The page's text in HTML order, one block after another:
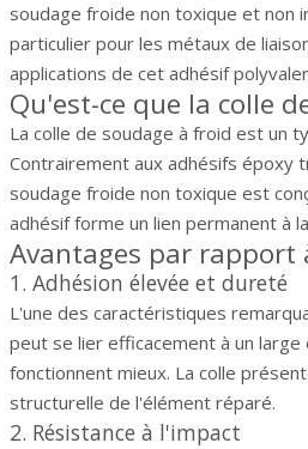
soudage froide non toxique et non
particulier pour les métaux de
applications de cet adhésif
Qu'est-ce que la colle
La colle de soudage à froid est un
Contrairement aux adhésifs époxy
soudage froide non toxique est
adhésif forme un lien permanent à
Avantages par
1. Adhésion élevée et dureté
L'une des caractéristiques
peut se lier efficacement à un
fonctionnent mieux. La colle
structurelle de l'élément réparé.
2. Résistance à l'impact